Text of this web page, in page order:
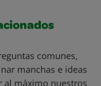
comunes,
manchas e ideas
al máximo nuestros